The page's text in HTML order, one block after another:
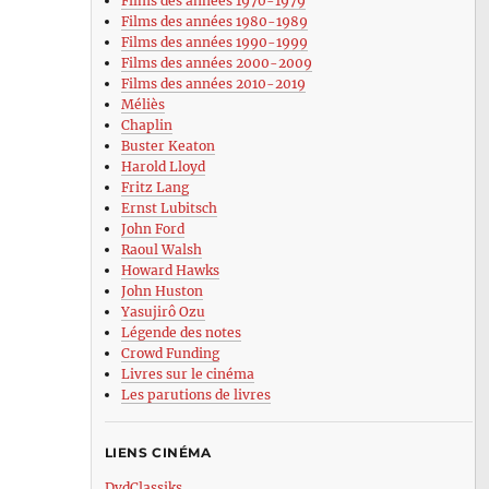
Films des années 1980-1989
Films des années 1990-1999
Films des années 2000-2009
Films des années 2010-2019
Méliès
Chaplin
Buster Keaton
Harold Lloyd
Fritz Lang
Ernst Lubitsch
John Ford
Raoul Walsh
Howard Hawks
John Huston
Yasujirô Ozu
Légende des notes
Crowd Funding
Livres sur le cinéma
Les parutions de livres
LIENS CINÉMA